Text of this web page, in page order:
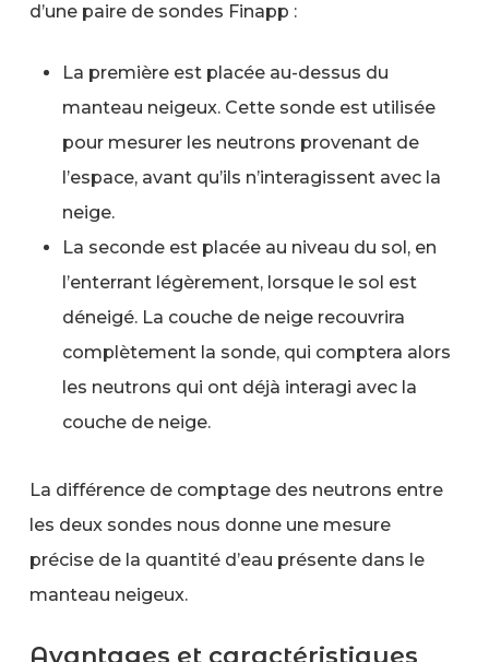
d’une paire de sondes Finapp :
La première est placée au-dessus du
manteau neigeux. Cette sonde est utilisée
pour mesurer les neutrons provenant de
l’espace, avant qu’ils n’interagissent avec la
neige.
La seconde est placée au niveau du sol, en
l’enterrant légèrement, lorsque le sol est
déneigé. La couche de neige recouvrira
complètement la sonde, qui comptera alors
les neutrons qui ont déjà interagi avec la
couche de neige.
La différence de comptage des neutrons entre
les deux sondes nous donne une mesure
précise de la quantité d’eau présente dans le
manteau neigeux.
Avantages et caractéristiques